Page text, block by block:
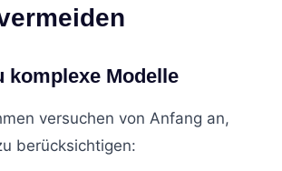
komplexe Modelle
versuchen von Anfang an,
berücksichtigen: